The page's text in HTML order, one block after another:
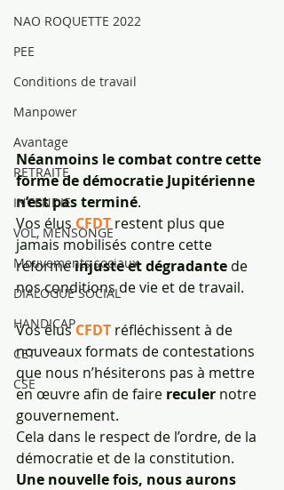
NAO ROQUETTE 2022
PEE
Conditions de travail
Manpower
Avantage
RETRAITE
INCENDIE
VOL, MENSONGE
Mouvements sociaux
DIALOGUE SOCIAL
HANDICAP
CET
CSE
Néanmoins le combat contre cette
forme de démocratie Jupitérienne
n’est pas terminé.
Vos élus CFDT restent plus que
jamais mobilisés contre cette
réforme injuste et dégradante de
nos conditions de vie et de travail.
Vos élus CFDT réfléchissent à de
nouveaux formats de contestations
que nous n’hésiterons pas à mettre
en œuvre afin de faire reculer notre
gouvernement.
Cela dans le respect de l’ordre, de la
démocratie et de la constitution.
Une nouvelle fois, nous aurons